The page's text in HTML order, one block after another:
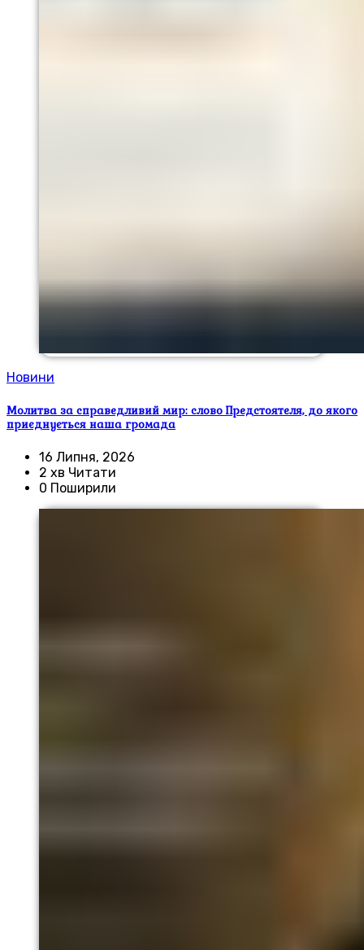
Новини
Молитва за справедливий мир: слово Предстоятеля, до якого
приєднується наша громада
16 Липня, 2026
2 хв Читати
0 Поширили